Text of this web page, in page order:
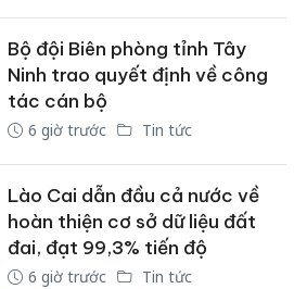
Bộ đội Biên phòng tỉnh Tây
Ninh trao quyết định về công
tác cán bộ
6 giờ trước Tin tức
Lào Cai dẫn đầu cả nước về
hoàn thiện cơ sở dữ liệu đất
đai, đạt 99,3% tiến độ
6 giờ trước Tin tức